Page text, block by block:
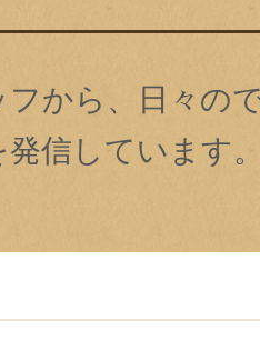
フから、日々の
発信しています